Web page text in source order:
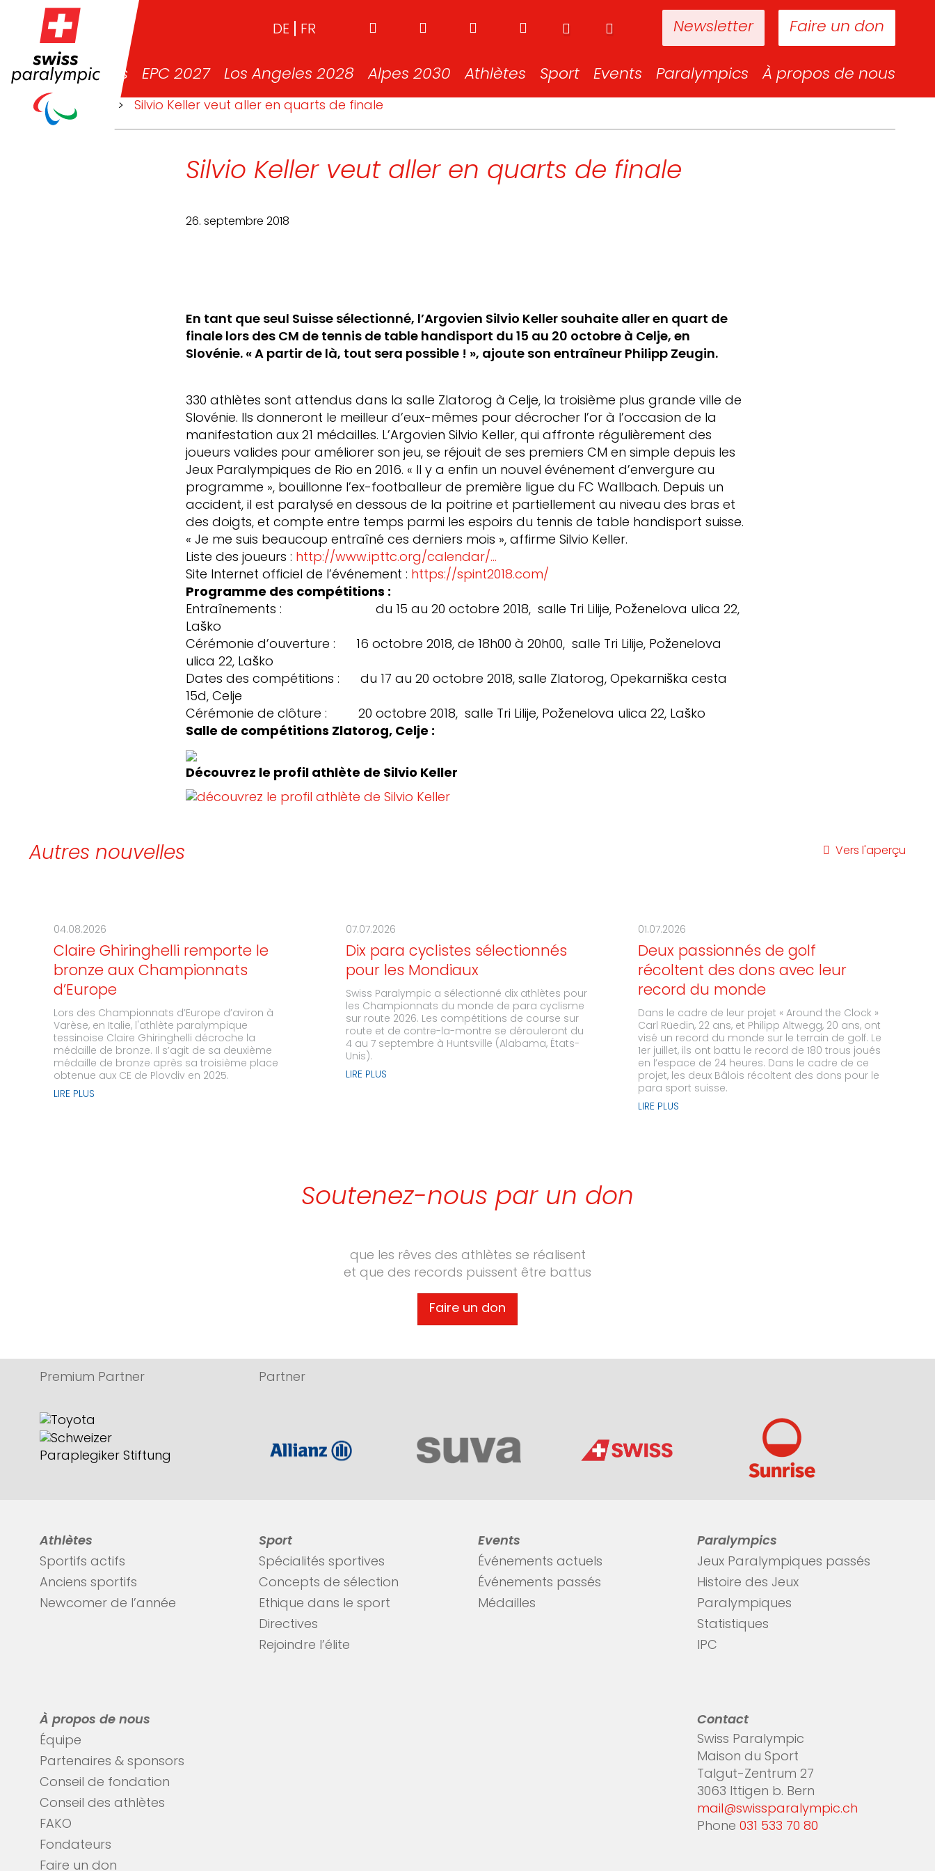
Faire un don
Newsletter
DE FR
News EPC 2027 Los Angeles 2028 Alpes 2030 Athlètes Sport Events Paralympics À propos de nous
> News > Silvio Keller veut aller en quarts de finale
Silvio Keller veut aller en quarts de finale
26. septembre 2018
En tant que seul Suisse sélectionné, l’Argovien Silvio Keller souhaite aller en quart de
finale lors des CM de tennis de table handisport du 15 au 20 octobre à Celje, en
Slovénie. « A partir de là, tout sera possible ! », ajoute son entraîneur Philipp Zeugin.
330 athlètes sont attendus dans la salle Zlatorog à Celje, la troisième plus grande ville de
Slovénie. Ils donneront le meilleur d’eux-mêmes pour décrocher l’or à l’occasion de la
manifestation aux 21 médailles. L’Argovien Silvio Keller, qui affronte régulièrement des
joueurs valides pour améliorer son jeu, se réjouit de ses premiers CM en simple depuis les
Jeux Paralympiques de Rio en 2016. « Il y a enfin un nouvel événement d’envergure au
programme », bouillonne l’ex-footballeur de première ligue du FC Wallbach. Depuis un
accident, il est paralysé en dessous de la poitrine et partiellement au niveau des bras et
des doigts, et compte entre temps parmi les espoirs du tennis de table handisport suisse.
« Je me suis beaucoup entraîné ces derniers mois », affirme Silvio Keller.
Liste des joueurs : http://www.ipttc.org/calendar/...
Site Internet officiel de l’événement : https://spint2018.com/
Programme des compétitions :
Entraînements : du 15 au 20 octobre 2018, salle Tri Lilije, Poženelova ulica 22,
Laško
Cérémonie d’ouverture : 16 octobre 2018, de 18h00 à 20h00, salle Tri Lilije, Poženelova
ulica 22, Laško
Dates des compétitions : du 17 au 20 octobre 2018, salle Zlatorog, Opekarniška cesta
15d, Celje
Cérémonie de clôture : 20 octobre 2018, salle Tri Lilije, Poženelova ulica 22, Laško
Salle de compétitions Zlatorog, Celje :
Découvrez le profil athlète de Silvio Keller
Vers l'aperçu
Autres nouvelles
04.08.2026
Claire Ghiringhelli remporte le
bronze aux Championnats
d’Europe
Lors des Championnats d’Europe d’aviron à
Varèse, en Italie, l'athlète paralympique
tessinoise Claire Ghiringhelli décroche la
médaille de bronze. Il s’agit de sa deuxième
médaille de bronze après sa troisième place
obtenue aux CE de Plovdiv en 2025.
LIRE PLUS
07.07.2026
Dix para cyclistes sélectionnés
pour les Mondiaux
Swiss Paralympic a sélectionné dix athlètes pour
les Championnats du monde de para cyclisme
sur route 2026. Les compétitions de course sur
route et de contre-la-montre se dérouleront du
4 au 7 septembre à Huntsville (Alabama, États-
Unis).
LIRE PLUS
01.07.2026
Deux passionnés de golf
récoltent des dons avec leur
record du monde
Dans le cadre de leur projet « Around the Clock »
Carl Rüedin, 22 ans, et Philipp Altwegg, 20 ans, ont
visé un record du monde sur le terrain de golf. Le
1er juillet, ils ont battu le record de 180 trous joués
en l’espace de 24 heures. Dans le cadre de ce
projet, les deux Bâlois récoltent des dons pour le
para sport suisse.
LIRE PLUS
Soutenez-nous par un don
que les rêves des athlètes se réalisent
et que des records puissent être battus
Faire un don
Premium Partner Partner
Athlètes
Sportifs actifs
Anciens sportifs
Newcomer de l’année
Sport
Spécialités sportives
Concepts de sélection
Ethique dans le sport
Directives
Rejoindre l’élite
Events
Événements actuels
Événements passés
Médailles
Paralympics
Jeux Paralympiques passés
Histoire des Jeux
Paralympiques
Statistiques
IPC
À propos de nous
Équipe
Partenaires & sponsors
Conseil de fondation
Conseil des athlètes
FAKO
Fondateurs
Faire un don
Contact
Swiss Paralympic
Maison du Sport
Talgut-Zentrum 27
3063 Ittigen b. Bern
mail@swissparalympic.ch
Phone 031 533 70 80